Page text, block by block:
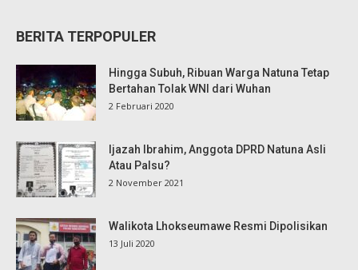
BERITA TERPOPULER
Hingga Subuh, Ribuan Warga Natuna Tetap
Bertahan Tolak WNI dari Wuhan
2 Februari 2020
Ijazah Ibrahim, Anggota DPRD Natuna Asli
Atau Palsu?
2 November 2021
Walikota Lhokseumawe Resmi Dipolisikan
13 Juli 2020